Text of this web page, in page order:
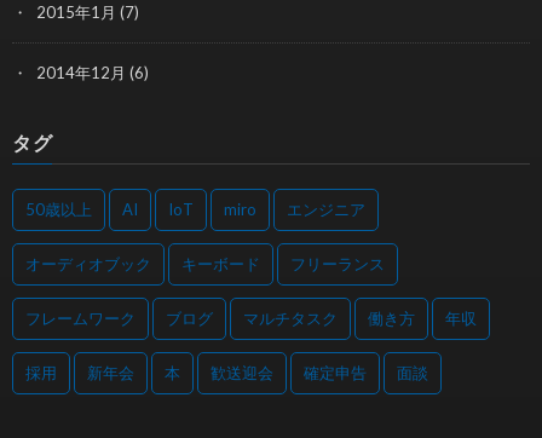
2015年1月 (7)
2014年12月 (6)
タグ
50歳以上 AI IoT miro エンジニア
オーディオブック キーボード フリーランス
フレームワーク ブログ マルチタスク 働き方 年収
採用 新年会 本 歓送迎会 確定申告 面談